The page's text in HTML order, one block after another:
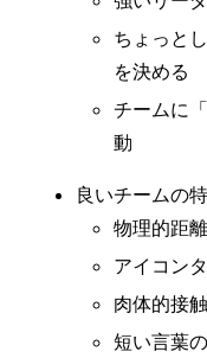
ちょっと
を決める
チームに
動
良いチームの
物理的距
アイコン
肉体的接
短い言葉